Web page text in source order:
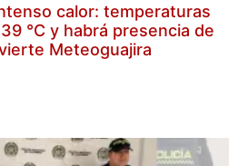
calor: temperaturas
°C y habrá presencia de
Meteoguajira